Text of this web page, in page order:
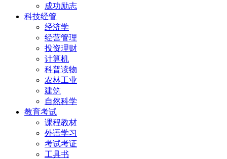
成功励志
科技经管
经济学
经营管理
投资理财
计算机
科普读物
农林工业
建筑
自然科学
教育考试
课程教材
外语学习
考试考证
工具书